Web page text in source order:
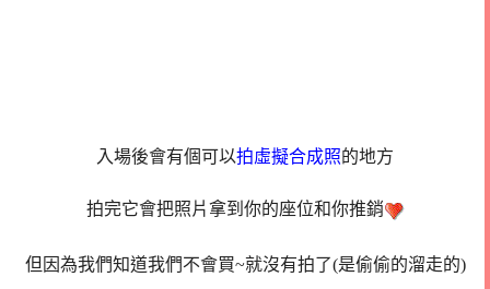
入場後會有個可以拍虛擬合成照的地方
拍完它會把照片拿到你的座位和你推銷
但因為我們知道我們不會買~就沒有拍了(是偷偷的溜走的)